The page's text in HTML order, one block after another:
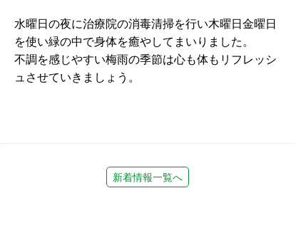
水曜日の夜に治療院の消毒清掃を行い木曜日金曜日
を使い緑の中で身体を癒やしてまいりました。
不調を感じやすい梅雨の季節は心も体もリフレッシ
ュさせていきましょう。
新着情報一覧へ